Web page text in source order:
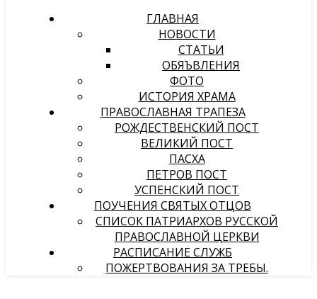
ГЛАВНАЯ
НОВОСТИ
СТАТЬИ
ОБЯЪВЛЕНИЯ
ФОТО
ИСТОРИЯ ХРАМА
ПРАВОСЛАВНАЯ ТРАПЕЗА
РОЖДЕСТВЕНСКИЙ ПОСТ
ВЕЛИКИЙ ПОСТ
ПАСХА
ПЕТРОВ ПОСТ
УСПЕНСКИЙ ПОСТ
ПОУЧЕНИЯ СВЯТЫХ ОТЦОВ
СПИСОК ПАТРИАРХОВ РУССКОЙ
ПРАВОСЛАВНОЙ ЦЕРКВИ
РАСПИСАНИЕ СЛУЖБ
ПОЖЕРТВОВАНИЯ ЗА ТРЕБЫ.